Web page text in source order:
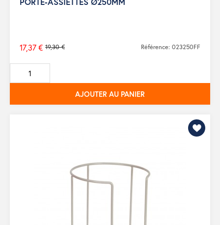
Prix
de
base
19,30 €
17,37 € Référence: 023250FF
AJOUTER AU PANIER